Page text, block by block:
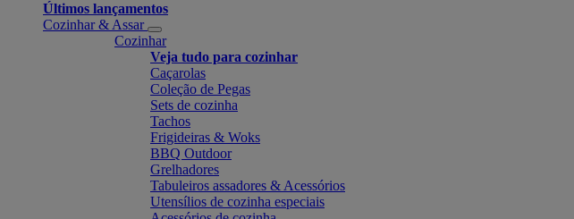
Últimos lançamentos
Cozinhar & Assar
Cozinhar
Veja tudo para cozinhar
Caçarolas
Coleção de Pegas
Sets de cozinha
Tachos
Frigideiras & Woks
BBQ Outdoor
Grelhadores
Tabuleiros assadores & Acessórios
Utensílios de cozinha especiais